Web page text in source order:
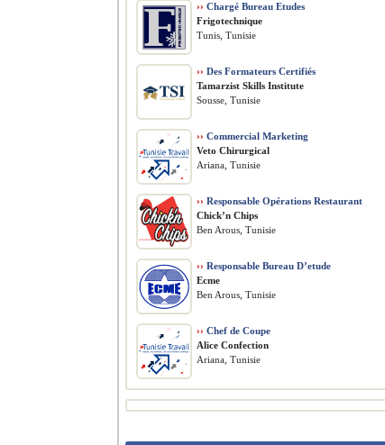
›› Chargé Bureau Etudes
Frigotechnique
Tunis, Tunisie
›› Des Formateurs Certifiés
Tamarzist Skills Institute
Sousse, Tunisie
›› Commercial Marketing
Veto Chirurgical
Ariana, Tunisie
›› Responsable Opérations Restaurant
Chick’n Chips
Ben Arous, Tunisie
›› Responsable Bureau D’etude
Ecme
Ben Arous, Tunisie
›› Chef de Coupe
Alice Confection
Ariana, Tunisie